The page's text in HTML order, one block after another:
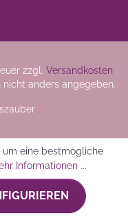
zzgl. Versandkosten
anders angegeben.
um eine bestmögliche
Informationen ...